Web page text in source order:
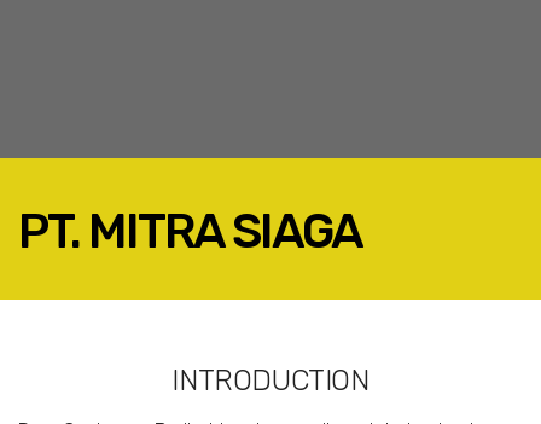
PT. MITRA SIAGA
GOOGLE+ EMAIL
INTRODUCTION